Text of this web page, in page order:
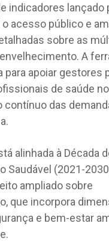
indicadores lançado
acesso público e
sobre as
A
para apoiar gestores
de saúde no
das
alinhada à Década
Saudável (2021-
ampliado sobre
que incorpora
e bem-estar